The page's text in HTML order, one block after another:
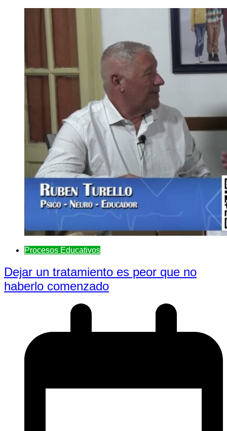
Procesos Educativos
Dejar un tratamiento es peor que no
haberlo comenzado